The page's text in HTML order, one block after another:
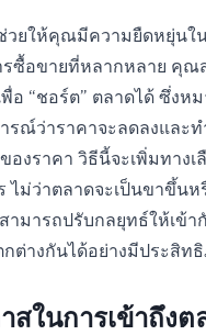
ช่วยให้คุณมีความยืดหยุ่นใ
รซื้อขายที่หลากหลาย คุณ
เพื่อ “ชอร์ต” ตลาดได้ ซึ่งห
ณ์ว่าราคาจะลดลงและท
องราคา วิธีนี้จะเพิ่มทางเ
ไม่ว่าตลาดจะเป็นขาขึ้น
มารถปรับกลยุทธ์ให้เข้า
ต่างกันได้อย่างมีประสิท
สในการเข้าถึง